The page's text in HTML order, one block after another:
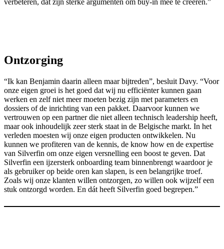
verbeteren, dat zijn sterke argumenten om buy-in mee te creëren.”
Ontzorging
“Ik kan Benjamin daarin alleen maar bijtreden”, besluit Davy. “Voor
onze eigen groei is het goed dat wij nu efficiënter kunnen gaan
werken en zelf niet meer moeten bezig zijn met parameters en
dossiers of de inrichting van een pakket. Daarvoor kunnen we
vertrouwen op een partner die niet alleen technisch leadership heeft,
maar ook inhoudelijk zeer sterk staat in de Belgische markt. In het
verleden moesten wij onze eigen producten ontwikkelen. Nu
kunnen we profiteren van de kennis, de know how en de expertise
van Silverfin om onze eigen versnelling een boost te geven. Dat
Silverfin een ijzersterk onboarding team binnenbrengt waardoor je
als gebruiker op beide oren kan slapen, is een belangrijke troef.
Zoals wij onze klanten willen ontzorgen, zo willen ook wijzelf een
stuk ontzorgd worden. En dát heeft Silverfin goed begrepen.”